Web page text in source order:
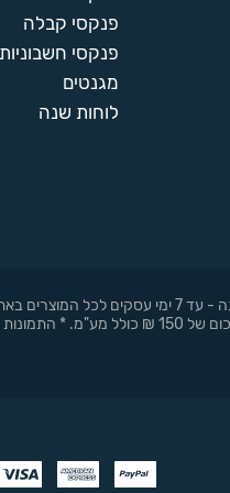
פנקסי קבלה
פנקסי חשבוניות
מגנטים
לוחות שנה
* זמן הכנה - עד 7 ימי עסקים
להפסיק את המבצעים בכל עת וללא התראה מוקדמת.